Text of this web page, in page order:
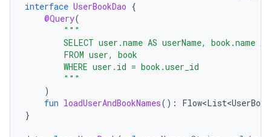
interface UserBookDao {
@Query(
"""
SELECT user.name AS userName, book.name
        FROM user, book
        WHERE user.id = book.user_id
        """
)
fun loadUserAndBookNames():
}